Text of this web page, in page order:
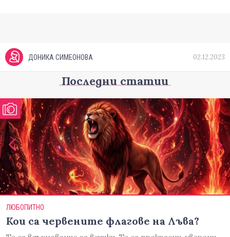
ДОНИКА СИМЕОНОВА 02.12.2023
Последни статии
ЛЮБОПИТНО
Кои са червените флагове на Лъва?